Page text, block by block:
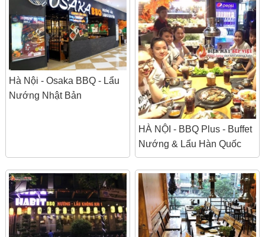
Hà Nội - Osaka BBQ - Lẩu
Nướng Nhật Bản
HÀ NỘI - BBQ Plus - Buffet
Nướng & Lẩu Hàn Quốc